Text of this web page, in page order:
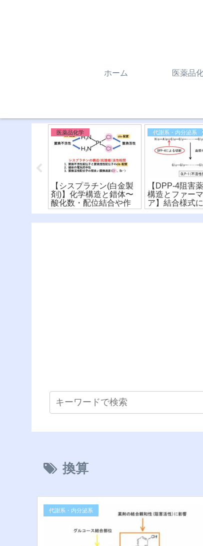
ホーム 医薬品
医薬品化学
【シスプラチン(白金製
剤)】化学構造と錯体〜
酸化数・配位結合や作
用機序を詳しく解
代謝系・内分泌系
【DPP-4阻害
構造とファー
ア】結合様式
ラス分けと比
換算
代謝系・内分泌系